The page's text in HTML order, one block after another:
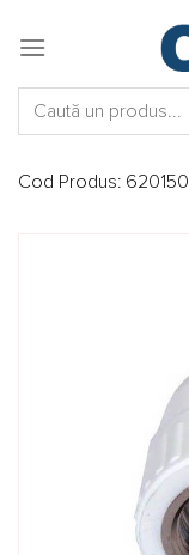
Cod Produs: 620150